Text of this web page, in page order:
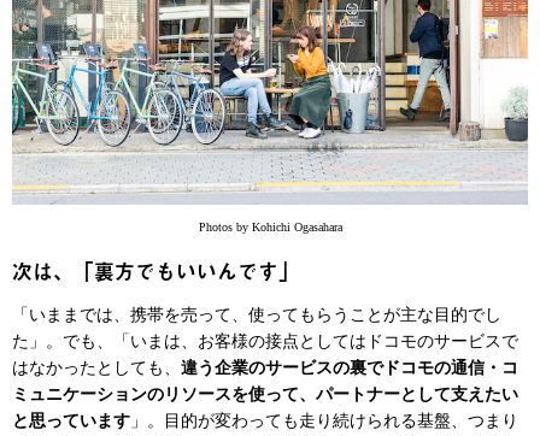
Photos by Kohichi Ogasahara
次は、「裏方でもいいんです」
「いままでは、携帯を売って、使ってもらうことが主な目的でし
た」。でも、「いまは、お客様の接点としてはドコモのサービスで
はなかったとしても、 違う企業のサービスの裏でドコモの通信・コ
ミュニケーションのリソースを使って、パートナーとして支えたい
と思っています 」。目的が変わっても走り続けられる基盤、つまり